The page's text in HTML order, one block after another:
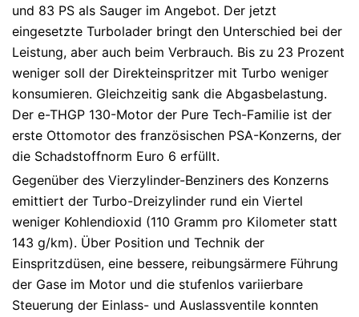
und 83 PS als Sauger im Angebot. Der jetzt
eingesetzte Turbolader bringt den Unterschied bei der
Leistung, aber auch beim Verbrauch. Bis zu 23 Prozent
weniger soll der Direkteinspritzer mit Turbo weniger
konsumieren. Gleichzeitig sank die Abgasbelastung.
Der e-THGP 130-Motor der Pure Tech-Familie ist der
erste Ottomotor des französischen PSA-Konzerns, der
die Schadstoffnorm Euro 6 erfüllt.
Gegenüber des Vierzylinder-Benziners des Konzerns
emittiert der Turbo-Dreizylinder rund ein Viertel
weniger Kohlendioxid (110 Gramm pro Kilometer statt
143 g/km). Über Position und Technik der
Einspritzdüsen, eine bessere, reibungsärmere Führung
der Gase im Motor und die stufenlos variierbare
Steuerung der Einlass- und Auslassventile konnten